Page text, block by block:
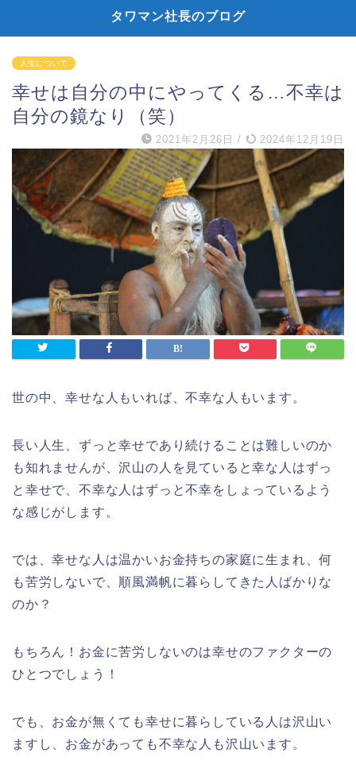
タワマン社長のブログ
人生について
幸せは自分の中にやってくる…不幸は
自分の鏡なり（笑）
2021年2月26日 / 2024年12月19日
世の中、幸せな人もいれば、不幸な人もいます。
長い人生、ずっと幸せであり続けることは難しいのか
も知れませんが、沢山の人を見ていると幸な人はずっ
と幸せで、不幸な人はずっと不幸をしょっているよう
な感じがします。
では、幸せな人は温かいお金持ちの家庭に生まれ、何
も苦労しないで、順風満帆に暮らしてきた人ばかりな
のか？
もちろん！お金に苦労しないのは幸せのファクターの
ひとつでしょう！
でも、お金が無くても幸せに暮らしている人は沢山い
ますし、お金があっても不幸な人も沢山います。